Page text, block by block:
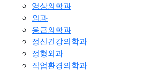
영상의학과
외과
응급의학과
정신건강의학과
정형외과
직업환경의학과